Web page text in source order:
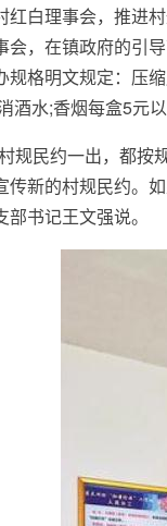
红白理事会，推进
会，在镇政府的引
规格明文规定：压
酒水;香烟每盒5元
规民约一出，都按
传新的村规民约。
部书记王文强说。